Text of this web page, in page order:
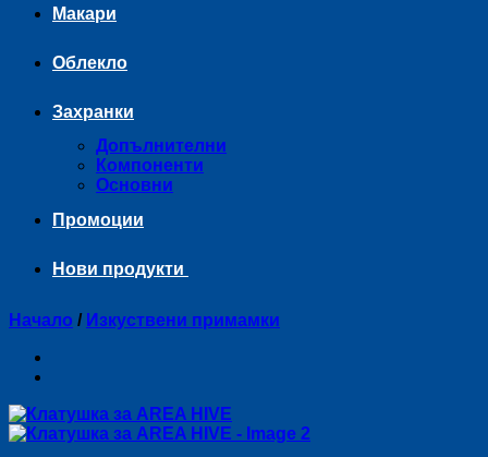
Макари
Облекло
Захранки
Допълнителни
Компоненти
Основни
Промоции
Нови продукти
Начало / Изкуствени примамки